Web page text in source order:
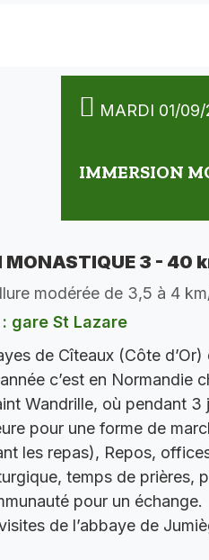
MARDI 01/
IMMERSION
MONASTIQUE 3 - 40
modérée de 3,5 à 4
gare St Lazare
de Cîteaux (Côte
c’est en Normandie
Wandrille, où pendant
pour une forme de
les repas), Repos,
temps de prières,
pour un échange.
de l’abbaye de